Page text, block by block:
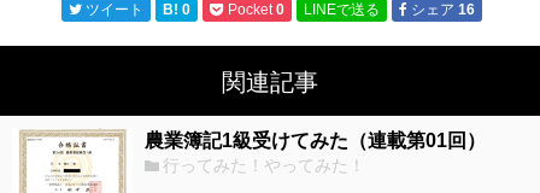
ツイート B! 0 Pocket0 LINEで送る シェア 16
関連記事
農業簿記1級受けてみた（連載第01回）
行ってみた！やってみた！